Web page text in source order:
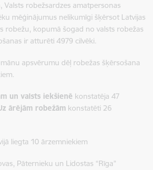
Valsts robežsardzes amatpersonas
mēģinājumus nelikumīgi šķērsot Latvijas
robežu, kopumā šogad no valsts robežas
ir atturēti 4979 cilvēki.
apsvērumu dēļ robežas šķērsošana
un valsts iekšienē konstatēja 47
ārējām robežām konstatēti 26
liegta 10 ārzemniekiem
Pāternieku un Lidostas “Rīga”